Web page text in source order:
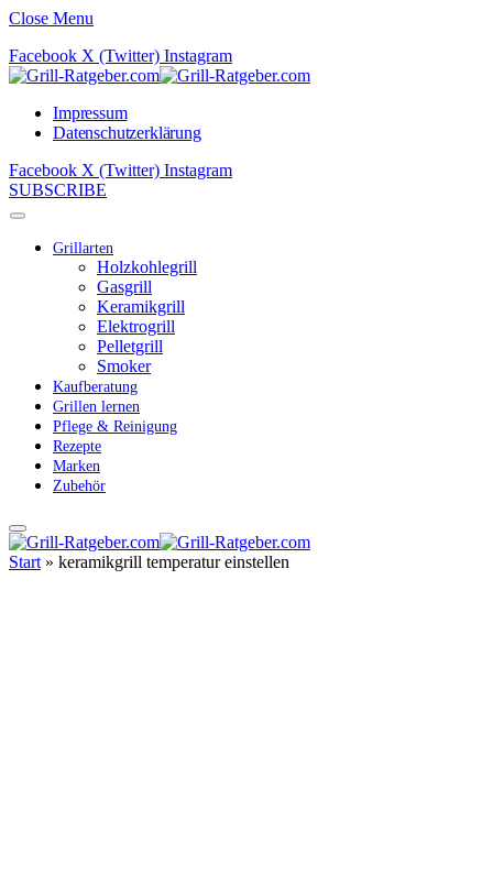
Close Menu
Facebook X (Twitter) Instagram
Impressum
Datenschutzerklärung
Facebook X (Twitter) Instagram
SUBSCRIBE
Grillarten
Holzkohlegrill
Gasgrill
Keramikgrill
Elektrogrill
Pelletgrill
Smoker
Kaufberatung
Grillen lernen
Pflege & Reinigung
Rezepte
Marken
Zubehör
Start » keramikgrill temperatur einstellen